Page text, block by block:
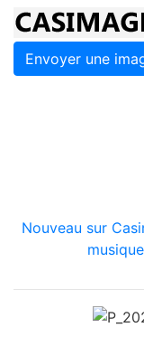
Envoyer une
Nouveau sur